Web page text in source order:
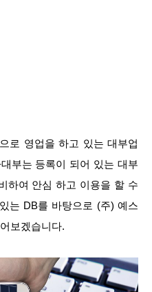
로 영업을 하고 있는 대부업
부는 등록이 되어 있는 대부
하여 안심 하고 이용을 할 수
는 DB를 바탕으로 (주) 예스
보겠습니다.